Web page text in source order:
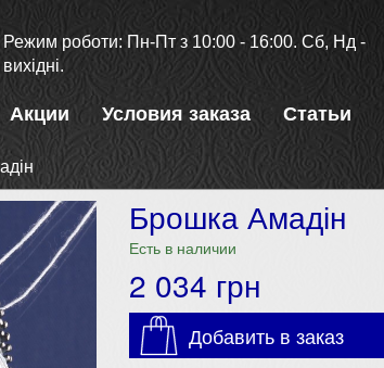
Режим роботи: Пн-Пт з 10:00 - 16:00. Сб, Нд -
вихідні.
Акции Условия заказа Статьи
Брошка Амадін
Есть в наличии
2 034 грн
Добавить в заказ